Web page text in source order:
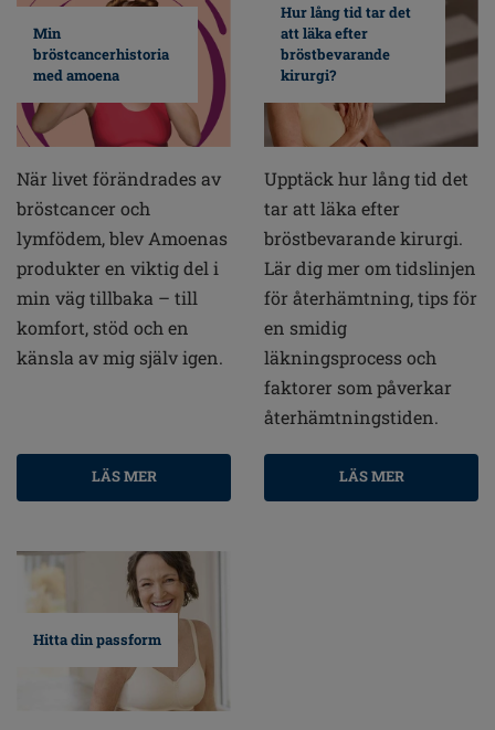
Min
bröstcancerhistoria
med amoena
När livet förändrades av
bröstcancer och
lymfödem, blev Amoenas
produkter en viktig del i
min väg tillbaka – till
komfort, stöd och en
känsla av mig själv igen.
LÄS MER
Hur lång tid tar det
att läka efter
bröstbevarande
kirurgi?
Upptäck hur lång tid det
tar att läka efter
bröstbevarande kirurgi.
Lär dig mer om tidslinjen
för återhämtning, tips för
en smidig
läkningsprocess och
faktorer som påverkar
återhämtningstiden.
LÄS MER
Hitta din passform